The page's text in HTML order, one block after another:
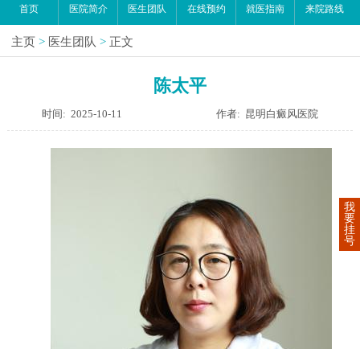
首页 医院简介 医生团队 在线预约 就医指南 来院路线
主页 > 医生团队 > 正文
陈太平
时间: 2025-10-11 作者: 昆明白癜风医院
我
要
挂
号